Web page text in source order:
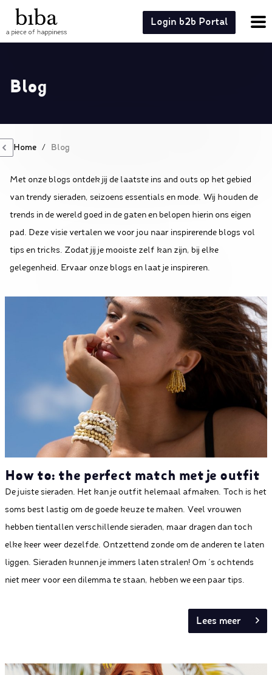
Login b2b Portal
Blog
Home / Blog
Met onze blogs ontdek jij de laatste ins and outs op het gebied
van trendy sieraden, seizoens essentials en mode. Wij houden de
trends in de wereld goed in de gaten en belopen hierin ons eigen
pad. Deze visie vertalen we voor jou naar inspirerende blogs vol
tips en tricks. Zodat jij je mooiste zelf kan zijn, bij elke
gelegenheid. Ervaar onze blogs en laat je inspireren.
How to: the perfect match met je outfit
De juiste sieraden. Het kan je outfit helemaal afmaken. Toch is het
soms best lastig om de goede keuze te maken. Veel vrouwen
hebben tientallen verschillende sieraden, maar dragen dan toch
elke keer weer dezelfde. Ontzettend zonde om de anderen te laten
liggen. Sieraden kunnen je immers laten stralen! Om ’s ochtends
niet meer voor een dilemma te staan, hebben we een paar tips.
Lees meer